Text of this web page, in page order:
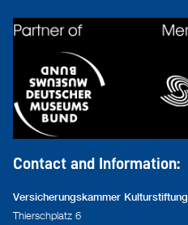
Contact and Information:
Versicherungskammer Kulturstiftung
Thierschplatz 6